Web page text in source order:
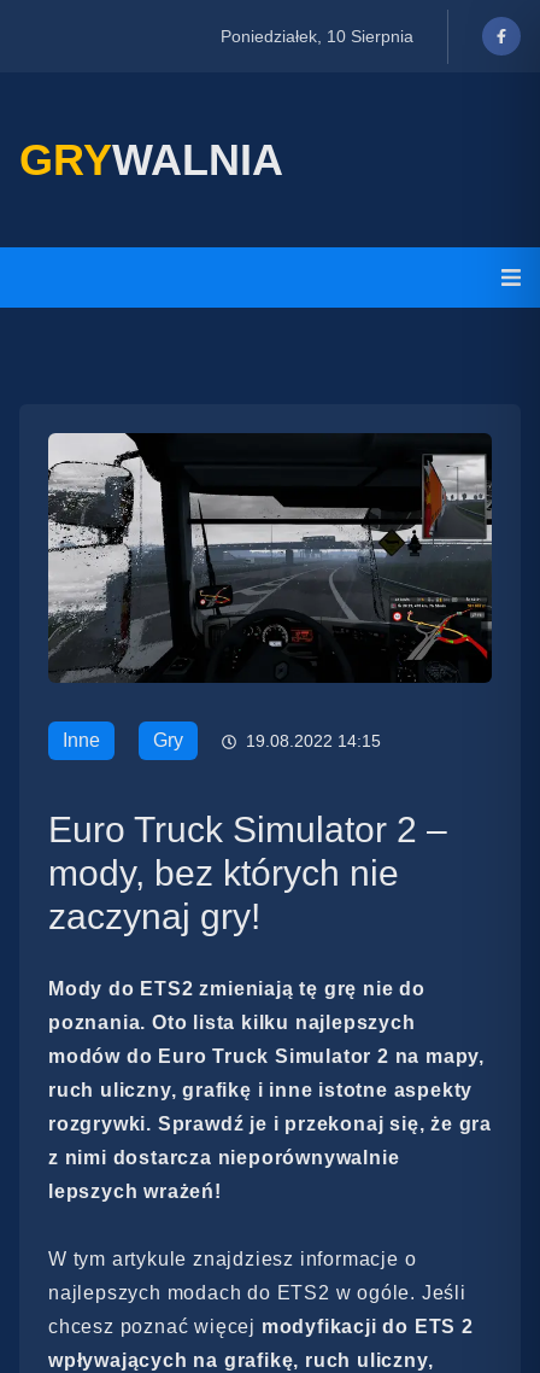
Poniedziałek, 10 Sierpnia
GRYWALNIA
Inne Gry 19.08.2022 14:15
Euro Truck Simulator 2 –
mody, bez których nie
zaczynaj gry!
Mody do ETS2 zmieniają tę grę nie do
poznania. Oto lista kilku najlepszych
modów do Euro Truck Simulator 2 na mapy,
ruch uliczny, grafikę i inne istotne aspekty
rozgrywki. Sprawdź je i przekonaj się, że gra
z nimi dostarcza nieporównywalnie
lepszych wrażeń!
W tym artykule znajdziesz informacje o
najlepszych modach do ETS2 w ogóle. Jeśli
chcesz poznać więcej modyfikacji do ETS 2
wpływających na grafikę, ruch uliczny,